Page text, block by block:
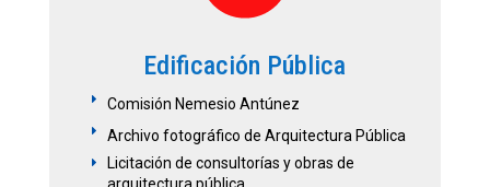
Edificación Pública
E Comisión Nemesio Antúnez
E Archivo fotográfico de Arquitectura Pública
E
Licitación de consultorías y obras de